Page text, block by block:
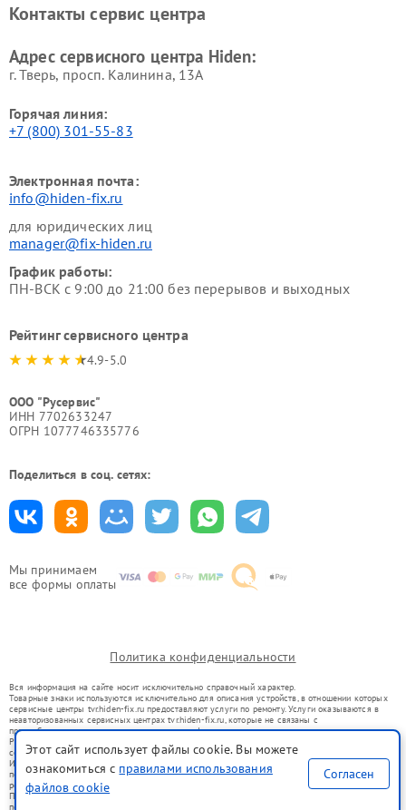
Мы принимаем
все формы оплаты
Контакты сервис центра
Адрес сервисного центра Hiden:
г. Тверь, просп. Калинина, 13А
Горячая линия:
+7 (800) 301-55-83
Электронная почта:
info@hiden-fix.ru
для юридических лиц
manager@fix-hiden.ru
График работы:
ПН-ВСК с 9:00 до 21:00 без перерывов и выходных
Рейтинг сервисного центра
4.9-5.0
ООО "Русервис"
ИНН 7702633247
ОГРН 1077746335776
Поделиться в соц. сетях:
Политика конфиденциальности
Вся информация на сайте носит исключительно справочный характер.
Товарные знаки используются исключительно для описания устройств, в отношении которых
сервисные центры tvr.hiden-fix.ru предоставляют услуги по ремонту. Услуги оказываются в
неавторизованных сервисных центрах tvr.hiden-fix.ru, которые не связаны с
правообладателями товарных знаков или их официальными представителями.
Ремонт осуществляется для устройств, уже введенных в гражданский оборот в соответствии
со статьей 1487 ГК РФ.
Использование товарных знаков не преследует цели индивидуализации услуг или введения
потребителей в заблуждение, а служит для информирования о предоставляемых услугах по
ремонту техники указанных брендов.
Представленная на сайте информация не является публичной офертой, определяемой
положениями Статьи 437(2) Гражданского кодекса РФ
Этот сайт использует файлы cookie. Вы можете
ознакомиться с правилами использования
файлов cookie
Согласен